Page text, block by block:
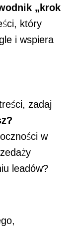
„krok
który
i wspiera
zadaj
w
leadów?